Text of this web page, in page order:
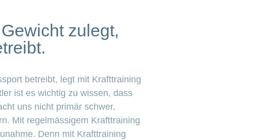
zulegt,
betreibt, legt mit Krafttraining
ist es wichtig zu wissen, dass
uns nicht primär schwer,
Mit regelmässigem Krafttraining
Denn mit Krafttraining